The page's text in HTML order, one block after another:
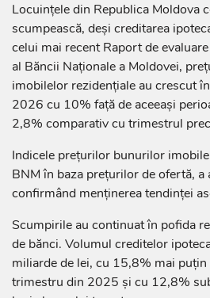
Locuințele din Republica Moldova
scumpească, deși creditarea
celui mai recent Raport de
al Băncii Naționale a Moldovei,
imobilelor rezidențiale au crescut
2026 cu 10% față de aceeași
2,8% comparativ cu trimestrul
Indicele prețurilor bunurilor
BNM în baza prețurilor de ofertă,
confirmând menținerea tendinței
Scumpirile au continuat în pofida
de bănci. Volumul creditelor
miliarde de lei, cu 15,8% mai
trimestru din 2025 și cu 12,8%